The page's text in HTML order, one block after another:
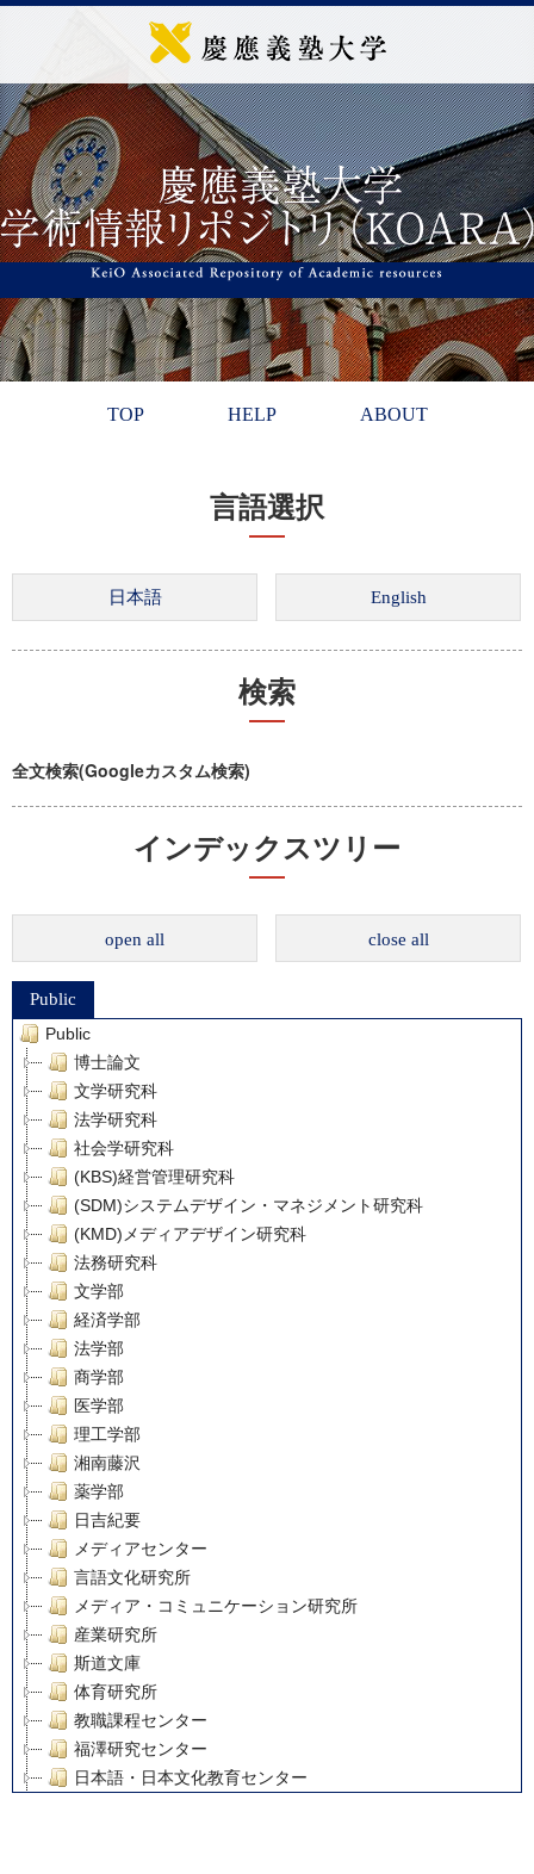
TOP HELP ABOUT
言語選択
検索
全文検索(Googleカスタム検索)
インデックスツリー
open all close all
Public
Public
博士論文
文学研究科
法学研究科
社会学研究科
(KBS)経営管理研究科
(SDM)システムデザイン・マネジメント研究科
(KMD)メディアデザイン研究科
法務研究科
文学部
経済学部
法学部
商学部
医学部
理工学部
湘南藤沢
薬学部
日吉紀要
メディアセンター
言語文化研究所
メディア・コミュニケーション研究所
産業研究所
斯道文庫
体育研究所
教職課程センター
福澤研究センター
日本語・日本文化教育センター